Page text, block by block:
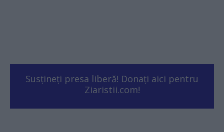
Susțineți presa liberă! Donați aici pentru
Ziaristii.com!